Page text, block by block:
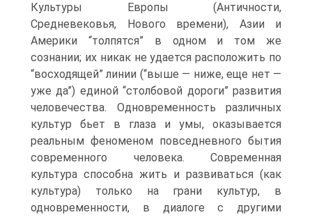
Культуры Европы (Античности,
Средневековья, Нового времени), Азии и
Америки “толпятся” в одном и том же
сознании; их никак не удается расположить по
“восходящей” линии (“выше — ниже, еще нет —
уже да”) единой “столбовой дороги” развития
человечества. Одновременность различных
культур бьет в глаза и умы, оказывается
реальным феноменом повседневного бытия
современного человека. Современная
культура способна жить и развиваться (как
культура) только на грани культур, в
одновременности, в диалоге с другими